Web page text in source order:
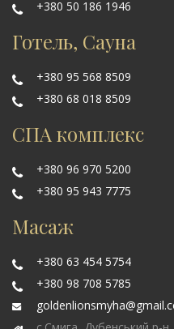
+380 50 186 1946
Готель, Сауна
+380 95 568 8509
+380 68 018 8509
СПА комплекс
+380 96 970 5200
+380 95 943 7775
Масаж
+380 63 454 5754
+380 98 708 5785